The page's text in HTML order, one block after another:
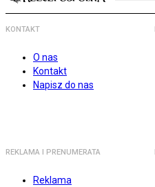
KONTAKT
O nas
Kontakt
Napisz do nas
REKLAMA I PRENUMERATA
Reklama